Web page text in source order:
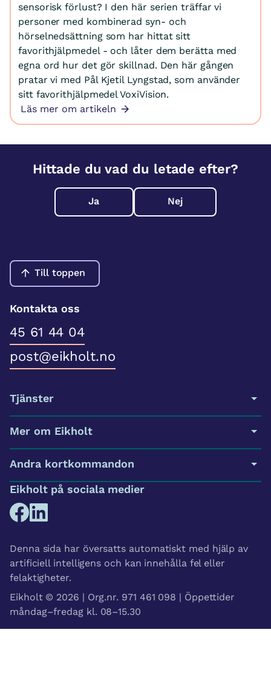
sensorisk förlust? I den här serien träffar vi
personer med kombinerad syn- och
hörselnedsättning som har hittat sitt
favorithjälpmedel - och låter dem berätta med
egna ord hur det gör skillnad. Den här gången
pratar vi med Pål Kjetil Lyngstad, som använder
sitt favorithjälpmedel VoxiVision.
Läs mer om artikeln
Hittade du vad du letade efter?
Ja Nej
Till toppen
Kontakta oss
45 61 44 04
post@eikholt.no
Tjänster
Mer om Eikholt
Andra kortkommandon
Eikholt på sociala medier
Denna sida har översatts automatiskt med hjälp av
artificiell intelligens och kan innehålla fel eller
felaktigheter.
Eikholt © 2026 | Org.nr. 971 461 098 | Öppettider
måndag–fredag kl. 08–15.30